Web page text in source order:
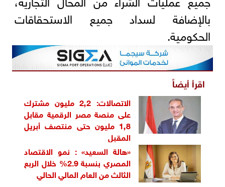
بالإضافة لسداد جميع الاستحقاقات
الحكومية.
اقرأ أيضاً
الاتصالات: 2٫2 مليون مشترك
على منصة مصر الرقمية مقابل
1٫8 مليون حتى منتصف أبريل
المقبل
«هالة السعيد» : نمو الاقتصاد
المصري بنسبة 2.9% خلال الربع
الثالث من العام المالي الحالي